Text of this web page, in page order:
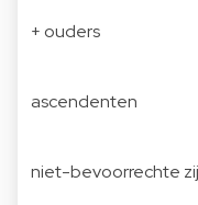
+ ouders
ascendenten
niet-bevoorrechte